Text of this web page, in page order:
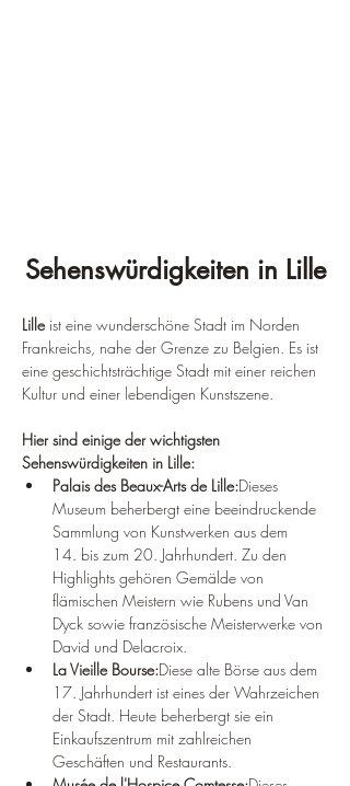
Sehenswürdigkeiten in Lille
Lille ist eine wunderschöne Stadt im Norden
Frankreichs, nahe der Grenze zu Belgien. Es ist
eine geschichtsträchtige Stadt mit einer reichen
Kultur und einer lebendigen Kunstszene.
Hier sind einige der wichtigsten
Sehenswürdigkeiten in Lille:
Palais des Beaux-Arts de Lille:Dieses
Museum beherbergt eine beeindruckende
Sammlung von Kunstwerken aus dem
14. bis zum 20. Jahrhundert. Zu den
Highlights gehören Gemälde von
flämischen Meistern wie Rubens und Van
Dyck sowie französische Meisterwerke von
David und Delacroix.
La Vieille Bourse:Diese alte Börse aus dem
17. Jahrhundert ist eines der Wahrzeichen
der Stadt. Heute beherbergt sie ein
Einkaufszentrum mit zahlreichen
Geschäften und Restaurants.